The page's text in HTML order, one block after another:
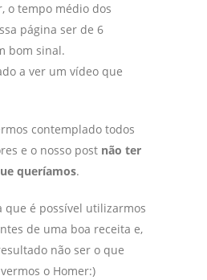
o tempo médio dos
página ser de 6
bom sinal.
a ver um vídeo que
contemplado todos
e o nosso post não ter
queríamos.
que é possível utilizarmos
de uma boa receita e,
não ser o que
o Homer:)